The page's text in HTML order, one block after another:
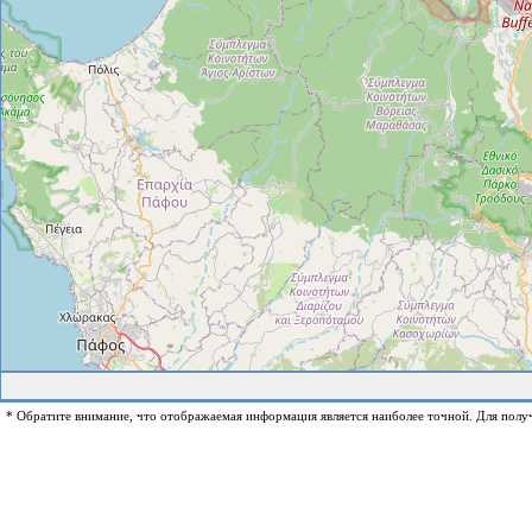
* Обратите внимание, что отображаемая информация является наиболее точной. Для